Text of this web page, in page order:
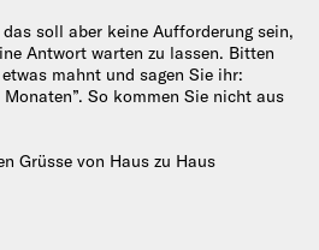
soll aber keine Aufforderung sein,
Antwort warten zu lassen. Bitten
mahnt und sagen Sie ihr:
So kommen Sie nicht aus
Grüsse von Haus zu Haus